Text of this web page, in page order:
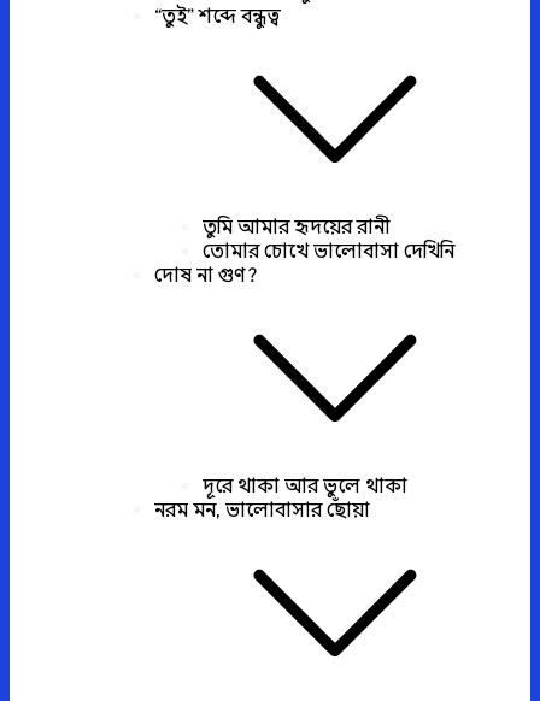
“তুই” শব্দে বন্ধুত্ব
তুমি আমার হৃদয়ের রানী
তোমার চোখে ভালোবাসা দেখিনি
দোষ না গুণ?
দূরে থাকা আর ভুলে থাকা
নরম মন, ভালোবাসার ছোঁয়া